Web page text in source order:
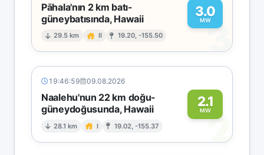
Pāhala'nın 2 km batı-
güneybatısında, Hawaii
29.5 km II 19.20, -155.50
3.0
MW
3
19:46:59 09.08.2026
Naalehu'nun 22 km doğu-
güneydoğusunda, Hawaii
28.1 km I 19.02, -155.37
2.1
MW
2